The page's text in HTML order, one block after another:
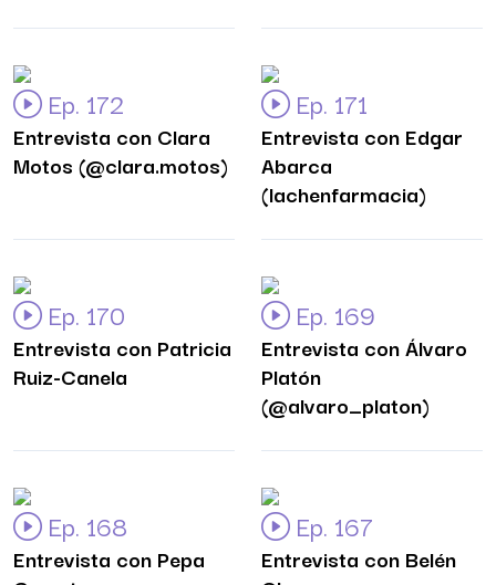
Ep. 172
Entrevista con Clara
Motos (@clara.motos)
Ep. 171
Entrevista con Edgar
Abarca
(lachenfarmacia)
Ep. 170
Entrevista con Patricia
Ruiz-Canela
Ep. 169
Entrevista con Álvaro
Platón
(@alvaro_platon)
Ep. 168
Entrevista con Pepa
Ep. 167
Entrevista con Belén